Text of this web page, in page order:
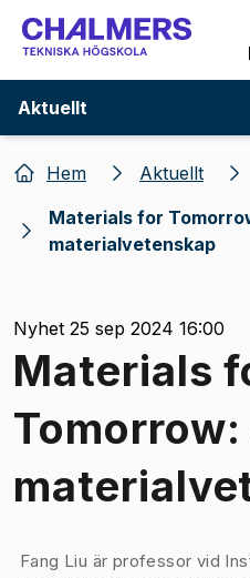
Gå till
Aktuellt
Hem Aktuellt
Materials for
materialvetenskap
Nyhet 25 sep 2024 16:00
Materials
Bild 1 av 1
Fang Liu är professor vid